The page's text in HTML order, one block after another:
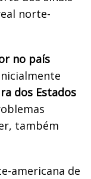
norte-
no país
dos Estados
também
americana de